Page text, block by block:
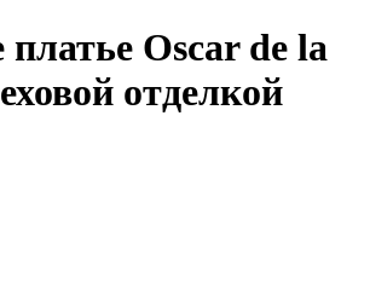
Oscar de la
отделкой